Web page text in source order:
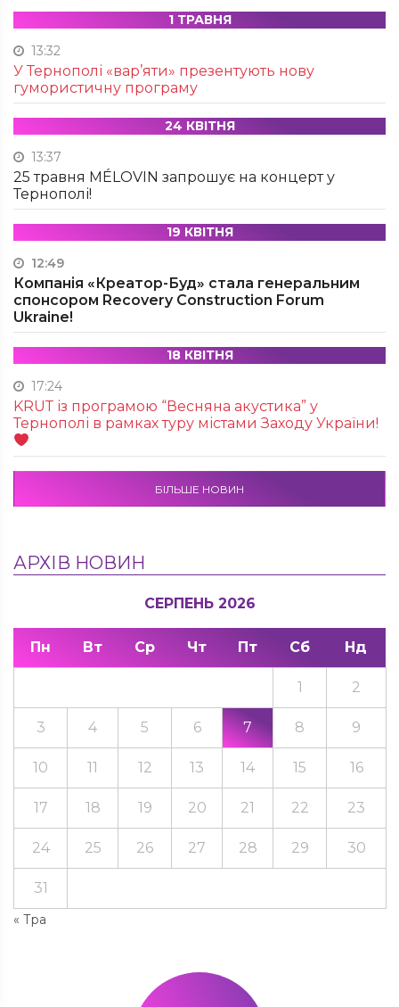
1 ТРАВНЯ
13:32
У Тернополі «вар’яти» презентують нову
гумористичну програму
24 КВІТНЯ
13:37
25 травня MÉLOVIN запрошує на концерт у
Тернополі!
19 КВІТНЯ
12:49
Компанія «Креатор-Буд» стала генеральним
спонсором Recovery Construction Forum
Ukraine!
18 КВІТНЯ
17:24
KRUТ із програмою “Весняна акустика” у
Тернополі в рамках туру містами Заходу України!
БІЛЬШЕ НОВИН
АРХІВ НОВИН
СЕРПЕНЬ 2026
Пн Вт Ср Чт Пт Сб Нд
« Тра
1 2
3 4 5 6 7 8 9
10 11 12 13 14 15 16
17 18 19 20 21 22 23
24 25 26 27 28 29 30
31